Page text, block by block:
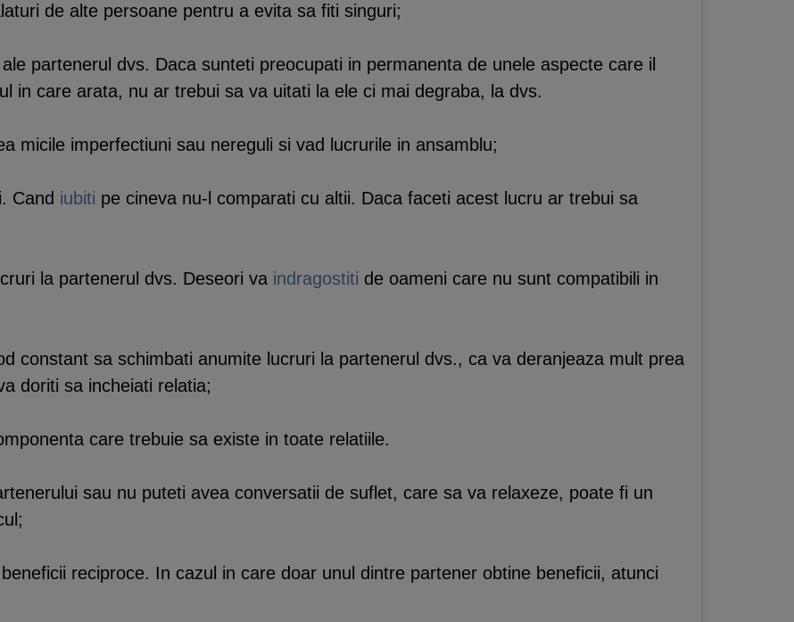
de alte persoane pentru a evita sa fiti singuri;
partenerul dvs. Daca sunteti preocupati in permanenta de unele aspecte care il
in care arata, nu ar trebui sa va uitati la ele ci mai degraba, la dvs.
micile imperfectiuni sau nereguli si vad lucrurile in ansamblu;
Cand iubiti pe cineva nu-l comparati cu altii. Daca faceti acest lucru ar trebui sa
la partenerul dvs. Deseori va indragostiti de oameni care nu sunt compatibili in
constant sa schimbati anumite lucruri la partenerul dvs., ca va deranjeaza mult prea
doriti sa incheiati relatia;
care trebuie sa existe in toate relatiile.
sau nu puteti avea conversatii de suflet, care sa va relaxeze, poate fi un
reciproce. In cazul in care doar unul dintre partener obtine beneficii, atunci